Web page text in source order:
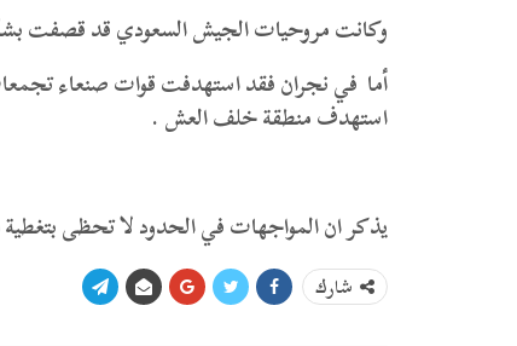
وكانت مروحيات الجيش السعودي قد قصفت
أما في نجران فقد استهدفت قوات صنعاء
استهدف منطقة خلف العش .
يذكر ان المواجهات في الحدود لا تحظى بتغطية
شارك